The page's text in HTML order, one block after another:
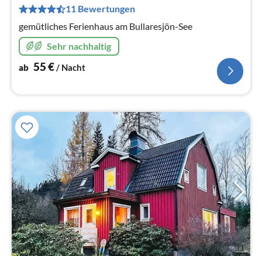
11 Bewertungen
gemütliches Ferienhaus am Bullaresjön-See
Sehr nachhaltig
ab 55€ / Nacht